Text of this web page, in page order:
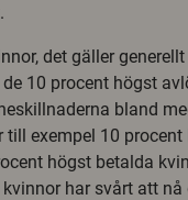
det gäller
10 procent högst
bland
exempel 10
högst betalda
har svårt att